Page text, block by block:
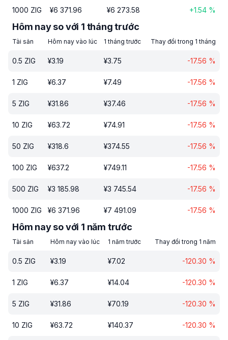
1000 ZIG ¥6 371.96 ¥6 273.58 +1.54 %
Hôm nay so với 1 tháng trước
Tài sản Hôm nay vào lúc 1 tháng trước Thay đổi trong 1 tháng
0.5 ZIG ¥3.19 ¥3.75 -17.56 %
1 ZIG ¥6.37 ¥7.49 -17.56 %
5 ZIG ¥31.86 ¥37.46 -17.56 %
10 ZIG ¥63.72 ¥74.91 -17.56 %
50 ZIG ¥318.6 ¥374.55 -17.56 %
100 ZIG ¥637.2 ¥749.11 -17.56 %
500 ZIG ¥3 185.98 ¥3 745.54 -17.56 %
1000 ZIG ¥6 371.96 ¥7 491.09 -17.56 %
Hôm nay so với 1 năm trước
Tài sản Hôm nay vào lúc 1 năm trước Thay đổi trong 1 năm
0.5 ZIG ¥3.19 ¥7.02 -120.30 %
1 ZIG ¥6.37 ¥14.04 -120.30 %
5 ZIG ¥31.86 ¥70.19 -120.30 %
10 ZIG ¥63.72 ¥140.37 -120.30 %